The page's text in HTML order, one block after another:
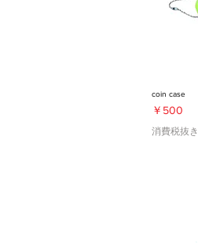
coin case
価格
￥500
消費税抜き